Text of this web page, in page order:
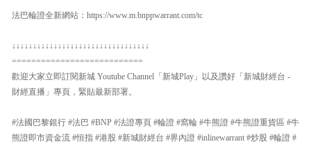
法巴輪證全新網站：https://www.m.bnppwarrant.com/tc
↓↓↓↓↓↓↓↓↓↓↓↓↓↓↓↓↓↓↓↓↓↓↓↓↓↓↓↓↓↓↓↓↓
===========================
歡迎大家立即訂閱新城 Youtube Channel「新城Play」以及讚好「新城財經台 -
財經直播」專頁，緊貼最新部署。
#法國巴黎銀行 #法巴 #BNP #法證專頁 #輪證 #窩輪 #牛熊證 #牛熊證重貨區 #牛
熊證即市資金流 #恒指 #港股 #新城財經台 #界內證 #inlinewarrant #炒股 #輪證 #